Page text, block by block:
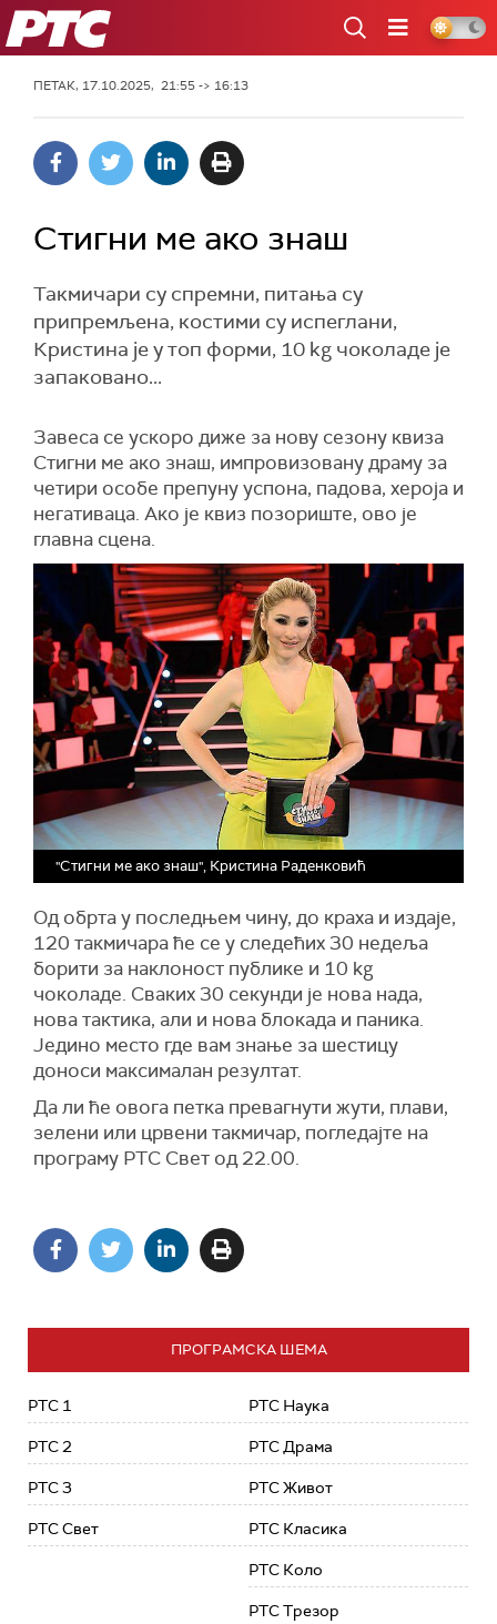
РТС
ПЕТАК, 17.10.2025, 21:55 -> 16:13
Стигни ме ако знаш
Такмичари су спремни, питања су
припремљена, костими су испеглани,
Кристина је у топ форми, 10 kg чоколаде је
запаковано...
Завеса се ускоро диже за нову сезону квиза
Стигни ме ако знаш, импровизовану драму за
четири особе препуну успона, падова, хероја и
негативаца. Ако је квиз позориште, ово је
главна сцена.
"Стигни ме ако знаш", Кристина Раденковић
Од обрта у последњем чину, до краха и издаје,
120 такмичара ће се у следећих 30 недеља
борити за наклоност публике и 10 kg
чоколаде. Сваких 30 секунди је нова нада,
нова тактика, али и нова блокада и паника.
Једино место где вам знање за шестицу
доноси максималан резултат.
Да ли ће овога петка превагнути жути, плави,
зелени или црвени такмичар, погледајте на
програму РТС Свет од 22.00.
ПРОГРАМСКА ШЕМА
РТС 1
РТС 2
РТС 3
РТС Свет
РТС Наука
РТС Драма
РТС Живот
РТС Класика
РТС Коло
РТС Трезор